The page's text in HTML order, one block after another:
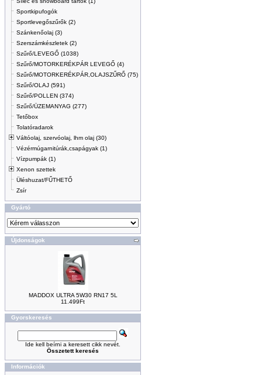
Sportkipufogók
Sportlevegőszűrők (2)
Szánkenőolaj (3)
Szerszámkészletek (2)
Szűrő/LEVEGŐ (1038)
Szűrő/MOTORKERÉKPÁR LEVEGŐ (4)
Szűrő/MOTORKERÉKPÁR,OLAJSZŰRŐ (75)
Szűrő/OLAJ (591)
Szűrő/POLLEN (374)
Szűrő/ÜZEMANYAG (277)
Tetőbox
Tolatóradarok
Váltóolaj, szervóolaj, lhm olaj (30)
Vézérmúgarnitúrák,csapágyak (1)
Vízpumpák (1)
Xenon szettek
Üléshuzat/FŰTHETŐ
Zsír
Gyártó
Újdonságok
MADDOX ULTRA 5W30 RN17 5L
11.499Ft
Gyorskeresés
Ide kell beírni a keresett cikk nevét.
Összetett keresés
Információk